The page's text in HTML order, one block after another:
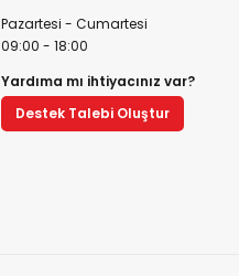
Pazartesi - Cumartesi
09:00 - 18:00
Yardıma mı ihtiyacınız var?
Destek Talebi Oluştur